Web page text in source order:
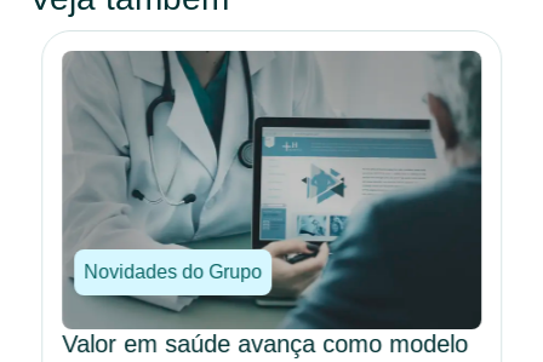
Novidades do Grupo
Valor em saúde avança como modelo